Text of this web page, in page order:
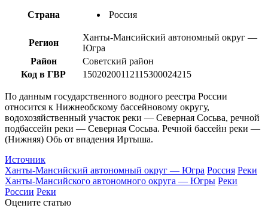
Страна Россия
Регион
Ханты-Мансийский автономный округ —
Югра
Район
Советский район
Код в ГВР
15020200112115300024215
По данным государственного водного реестра России
относится к Нижнеобскому бассейновому округу,
водохозяйственный участок реки — Северная Сосьва, речной
подбассейн реки — Северная Сосьва. Речной бассейн реки —
(Нижняя) Обь от впадения Иртыша.
Источник
Ханты-Мансийский автономный округ — Югра Россия Реки
Ханты-Мансийского автономного округа — Югры Реки
России Реки
Оцените статью